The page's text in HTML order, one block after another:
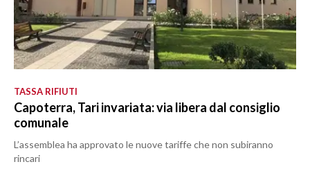
TASSA RIFIUTI
Capoterra, Tari invariata: via libera dal consiglio
comunale
L’assemblea ha approvato le nuove tariffe che non subiranno
rincari